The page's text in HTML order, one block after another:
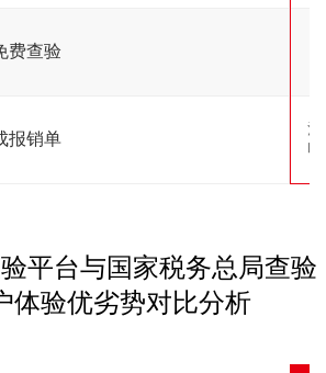
费查验
报销单
注
平台与国家税务总局查验
体验优劣势对比分析